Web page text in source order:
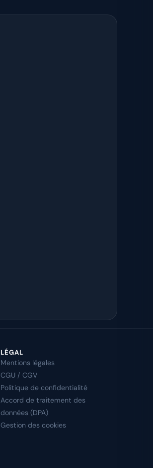
LÉGAL
Mentions légales
CGU / CGV
Politique de confidentialité
Accord de traitement des
données (DPA)
Gestion des cookies